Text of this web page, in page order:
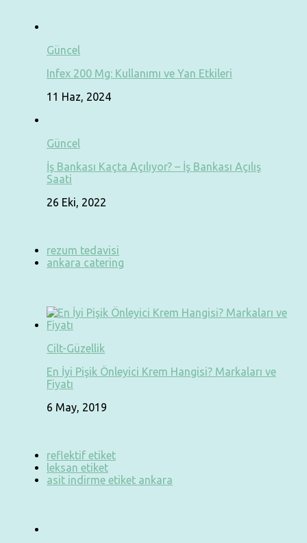
Güncel
Infex 200 Mg: Kullanımı ve Yan Etkileri
11 Haz, 2024
Güncel
İş Bankası Kaçta Açılıyor? – İş Bankası Açılış
Saati
26 Eki, 2022
rezum tedavisi
ankara catering
Cilt-Güzellik
En İyi Pişik Önleyici Krem Hangisi? Markaları ve
Fiyatı
6 May, 2019
reflektif etiket
leksan etiket
asit indirme etiket ankara